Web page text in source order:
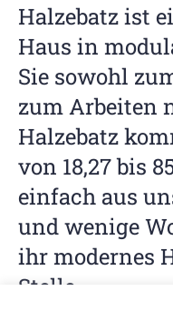
Halzebatz ist
Haus in
Sie sowohl
zum Arbeiten
Halzebatz
von 18,27 bis
einfach aus
und wenige
ihr modernes
Stelle.